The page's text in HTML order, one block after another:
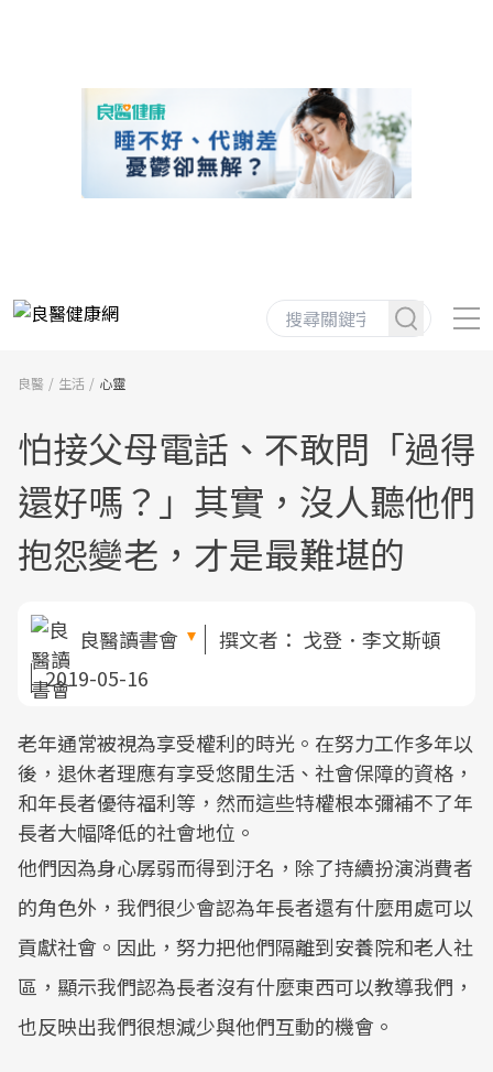
良醫 生活 心靈
怕接父母電話、不敢問「過得
還好嗎？」其實，沒人聽他們
抱怨變老，才是最難堪的
良醫讀書會 撰文者： 戈登．李文斯頓
2019-05-16
老年通常被視為享受權利的時光。在努力工作多年以
後，退休者理應有享受悠閒生活、社會保障的資格，
和年長者優待福利等，然而這些特權根本彌補不了年
長者大幅降低的社會地位。
他們因為身心孱弱而得到汙名，除了持續扮演消費者
的角色外，我們很少會認為年長者還有什麼用處可以
貢獻社會。因此，努力把他們隔離到安養院和老人社
區，顯示我們認為長者沒有什麼東西可以教導我們，
也反映出我們很想減少與他們互動的機會。